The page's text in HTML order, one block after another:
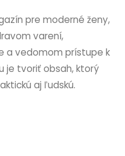
pre moderné ženy,
varení,
a vedomom prístupe k
je tvoriť obsah, ktorý
aj ľudskú.